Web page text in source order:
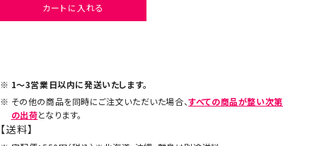
カートに入れる
1～3営業日以内に発送いたします。
その他の商品を同時にご注文いただいた場合、すべての商品が整い次第
の出荷となります。
【送料】